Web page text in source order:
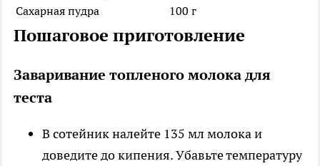
Сахарная пудра
100 г
Пошаговое приготовление
Заваривание топленого молока для
теста
В сотейник налейте 135 мл молока и
доведите до кипения. Убавьте температуру